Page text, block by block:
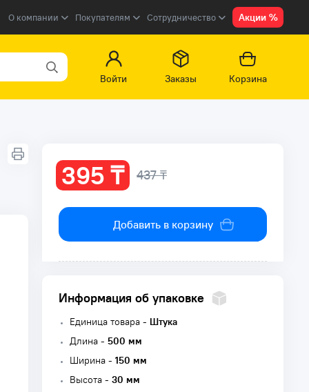
О компании Покупателям Сотрудничество Акции %
Войти
Заказы Корзина
395 ₸ 437 ₸
Добавить в корзину
Информация об упаковке
Единица товара - Штука
Длина - 500 мм
Ширина - 150 мм
Высота - 30 мм